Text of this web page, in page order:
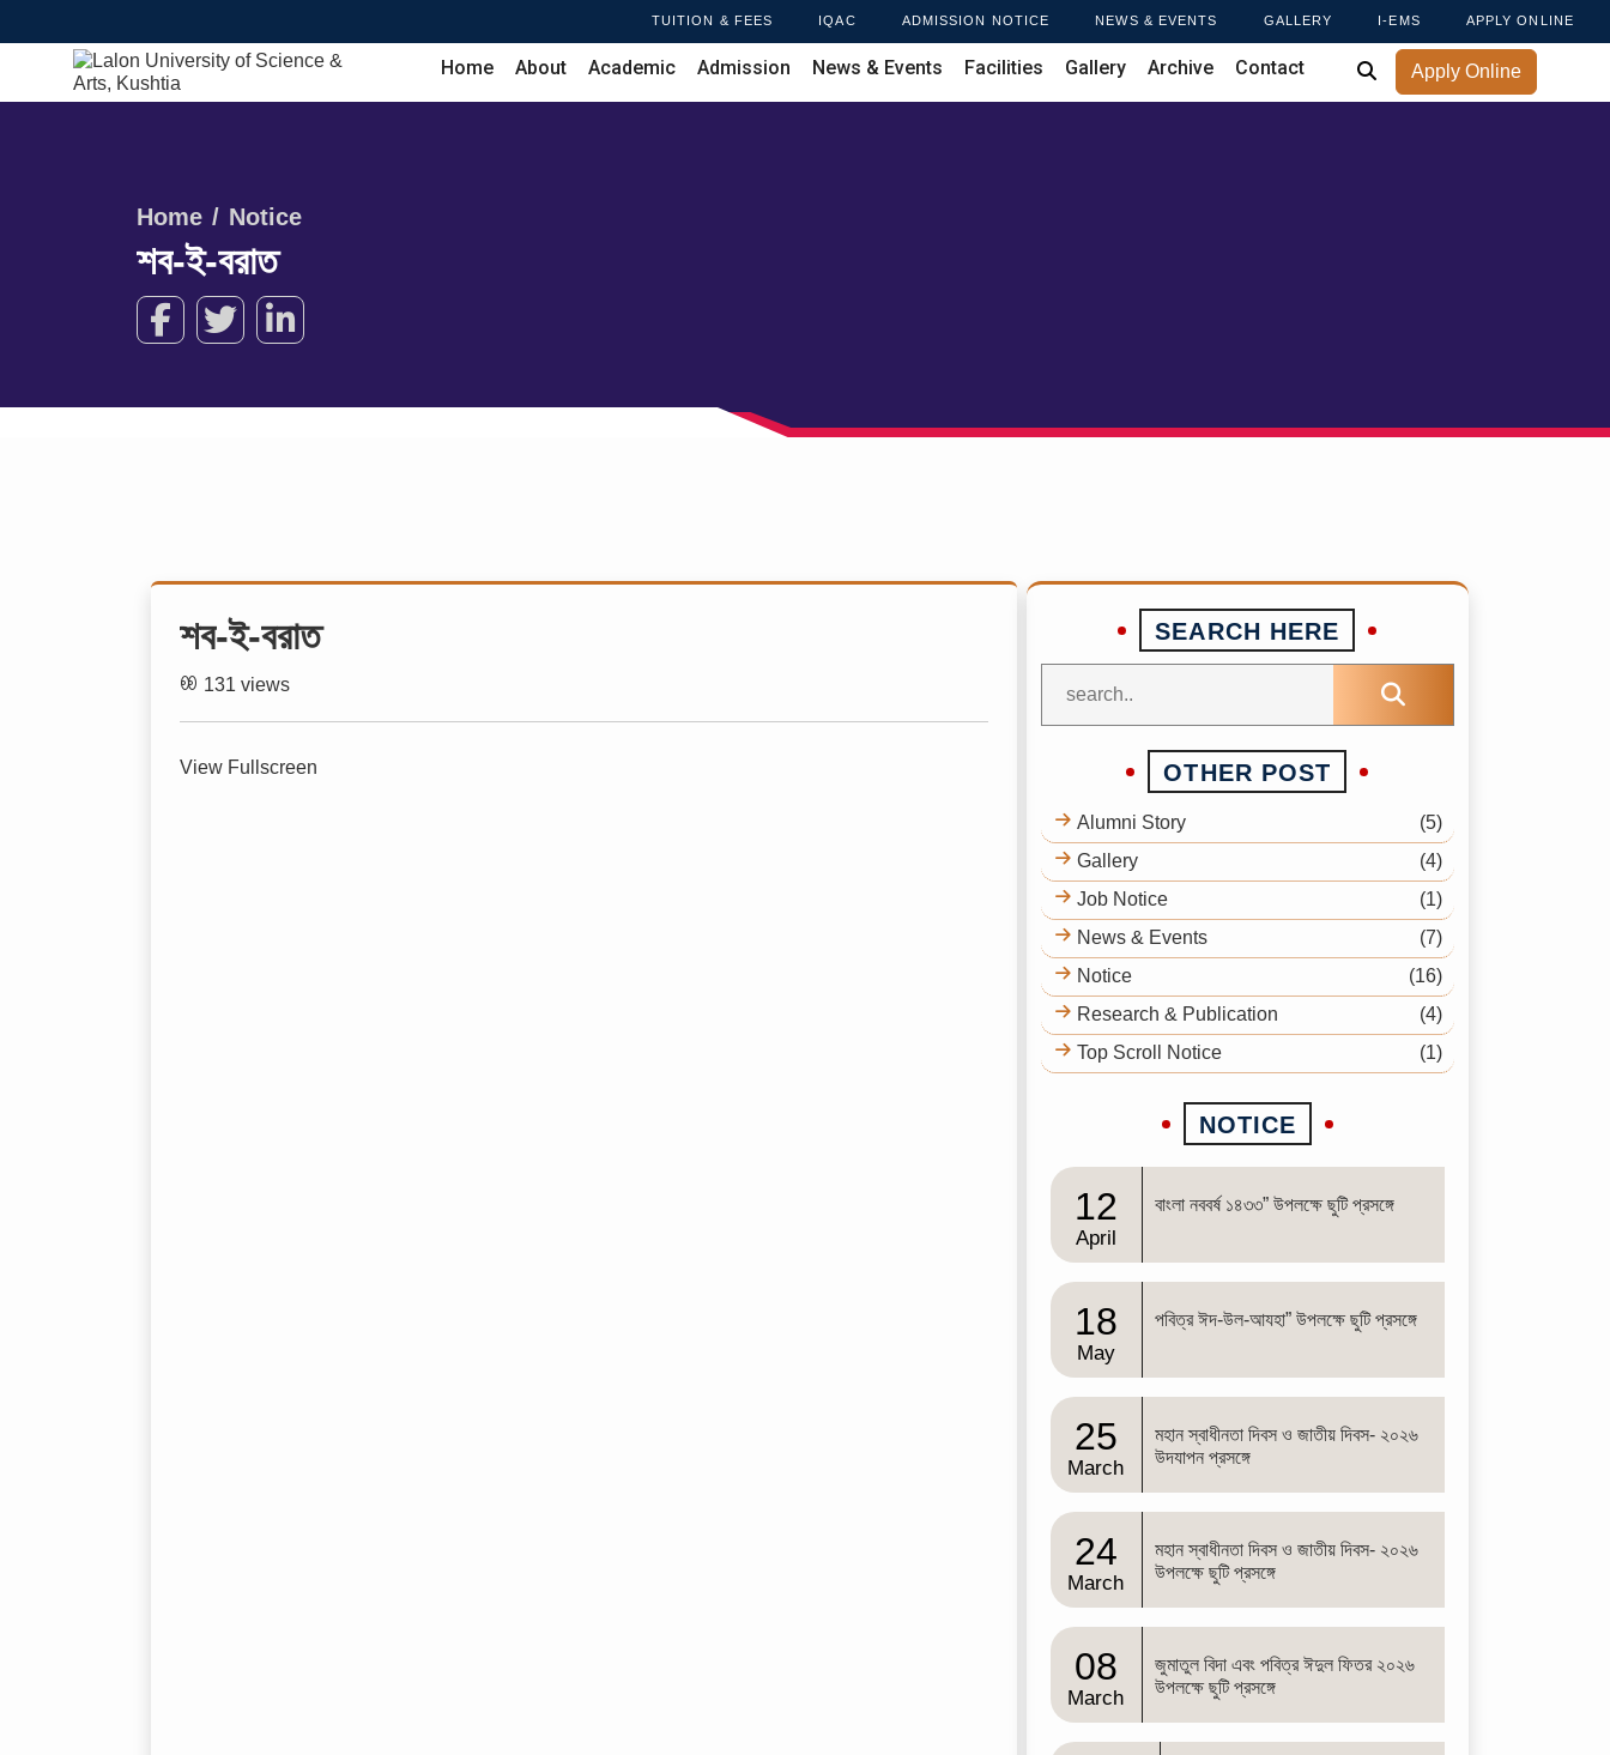
TUITION & FEES IQAC ADMISSION NOTICE NEWS & EVENTS GALLERY I-EMS APPLY ONLINE
Home About Academic Admission News & Events Facilities Gallery Archive Contact Apply Online
Home Notice
শব-ই-বরাত
শব-ই-বরাত
131 views
View Fullscreen
SEARCH HERE
OTHER POST
Alumni Story
(5)
Gallery
(4)
Job Notice
(1)
News & Events
(7)
Notice
(16)
Research & Publication
(4)
Top Scroll Notice
(1)
NOTICE
12
April
বাংলা নববর্ষ ১৪৩৩” উপলক্ষে ছুটি প্রসঙ্গে
18
May
পবিত্র ঈদ-উল-আযহা” উপলক্ষে ছুটি প্রসঙ্গে
25
March
মহান স্বাধীনতা দিবস ও জাতীয় দিবস- ২০২৬
উদযাপন প্রসঙ্গে
24
March
মহান স্বাধীনতা দিবস ও জাতীয় দিবস- ২০২৬
উপলক্ষে ছুটি প্রসঙ্গে
08
March
জুমাতুল বিদা এবং পবিত্র ঈদুল ফিতর ২০২৬
উপলক্ষে ছুটি প্রসঙ্গে